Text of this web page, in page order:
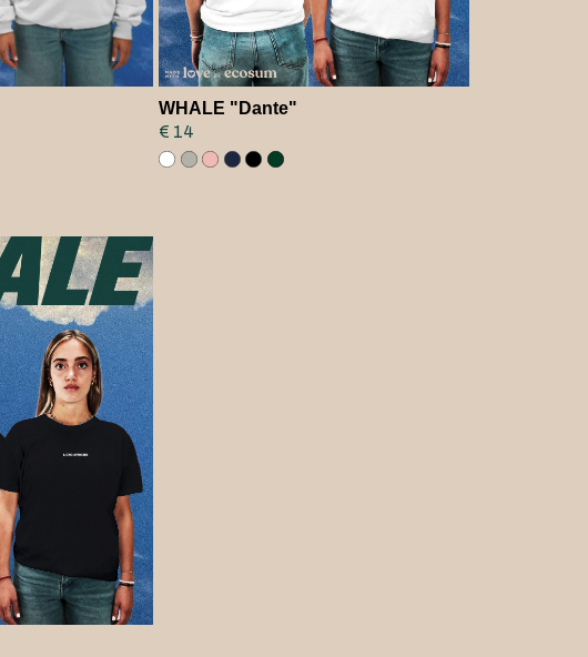
WHALE "Dante"
€ 14